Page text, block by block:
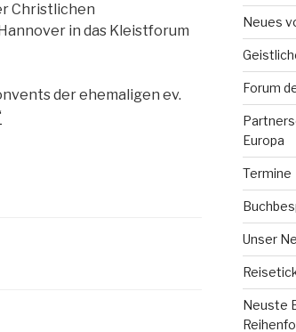
Christlichen
in das Kleistforum
der ehemaligen ev.
Neues
Forum
Europa
Termine
Unser
Neuste